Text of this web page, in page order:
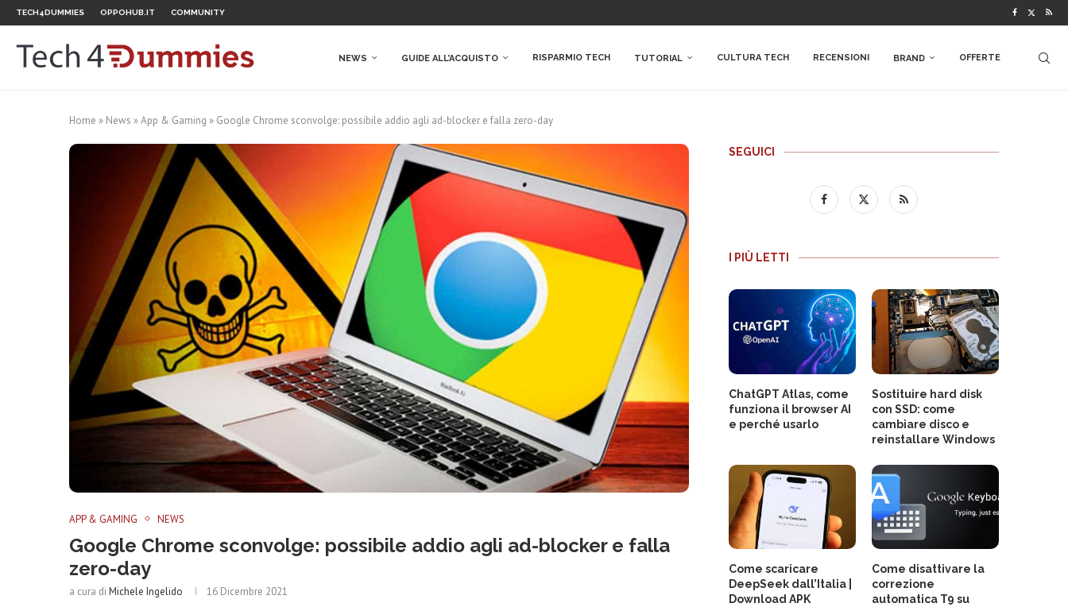
TECH4DUMMIES OPPOHUB.IT COMMUNITY
NEWS GUIDE ALL’ACQUISTO RISPARMIO TECH TUTORIAL CULTURA TECH RECENSIONI BRAND OFFERTE
Home » News »App & Gaming » Google Chrome sconvolge: possibile addio agli ad-blocker e falla zero-day
APP & GAMING NEWS
Google Chrome sconvolge: possibile addio agli ad-blocker e falla
zero-day
a cura di Michele Ingelido 16 Dicembre 2021
SEGUICI
I PIÙ LETTI
ChatGPT Atlas, come
funziona il browser AI
e perché usarlo
Sostituire hard disk
con SSD: come
cambiare disco e
reinstallare Windows
Come scaricare
DeepSeek dall’Italia |
Download APK
Come disattivare la
correzione
automatica T9 su